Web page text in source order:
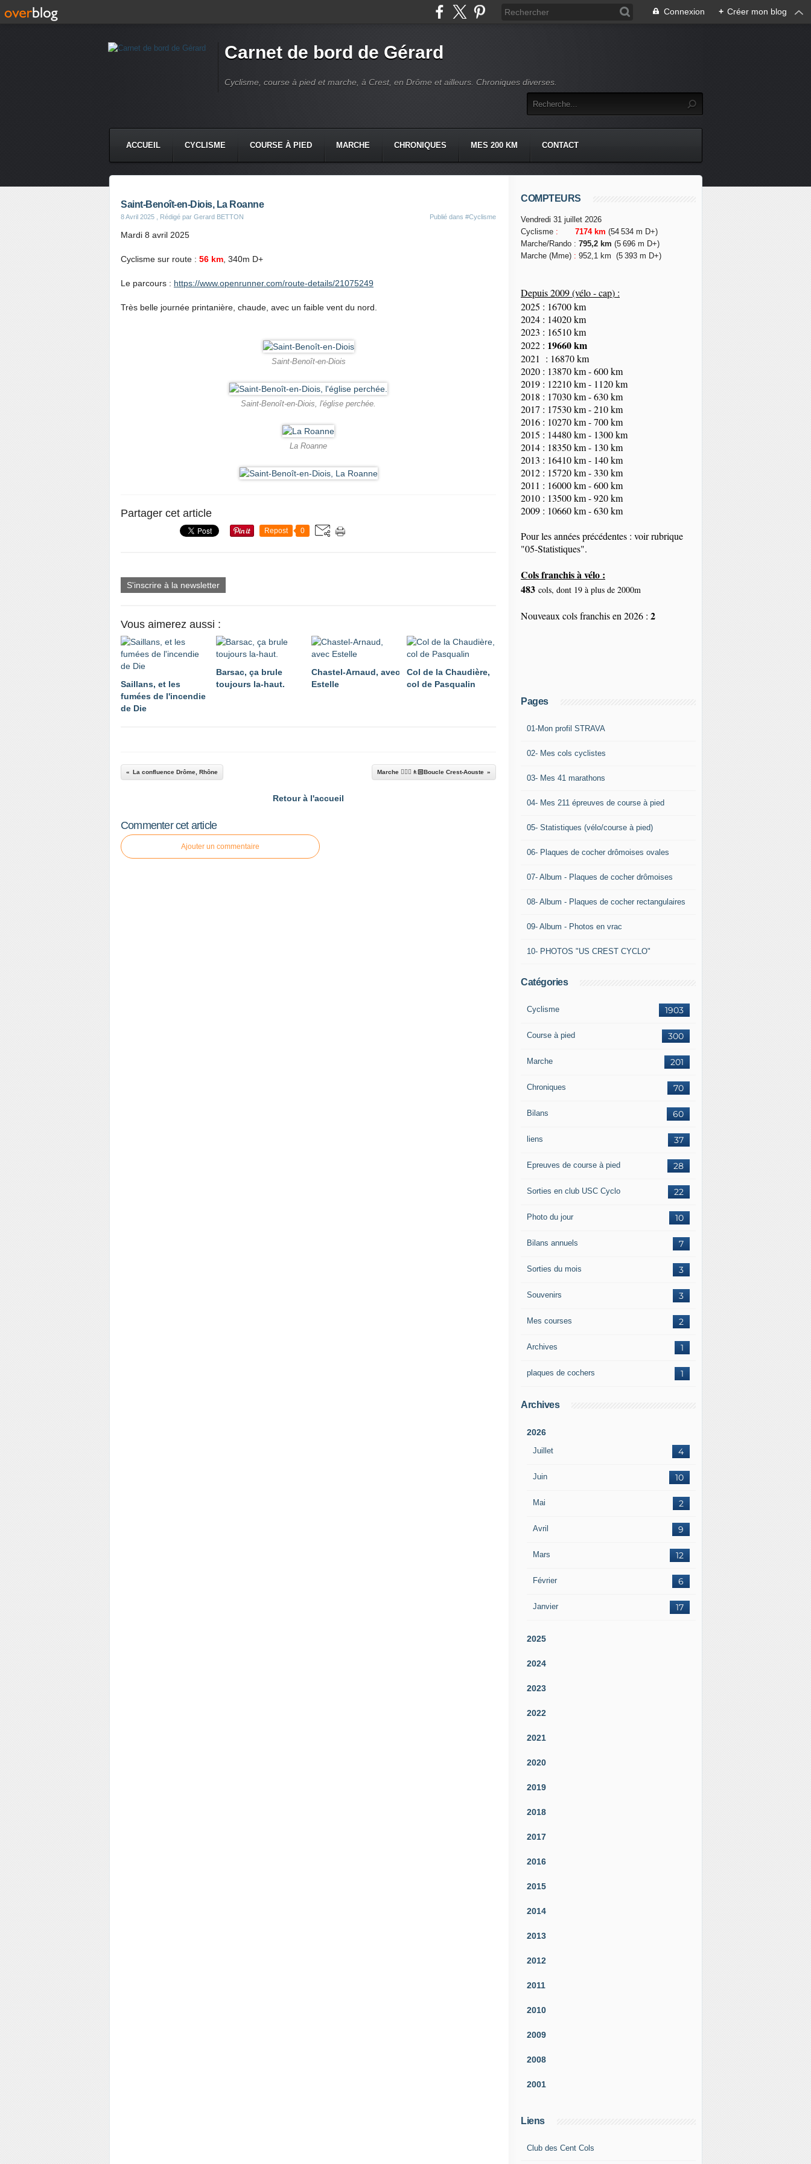
Connexion + Créer mon blog
Carnet de bord de Gérard
Cyclisme, course à pied et marche, à Crest, en Drôme et ailleurs. Chroniques diverses.
ACCUEIL CYCLISME COURSE À PIED MARCHE CHRONIQUES MES 200 KM CONTACT
Saint-Benoît-en-Diois, La Roanne
8 Avril 2025 , Rédigé par Gerard BETTON Publié dans #Cyclisme
Mardi 8 avril 2025
Cyclisme sur route : 56 km , 340m D+
Le parcours : https://www.openrunner.com/route-details/21075249
Très belle journée printanière, chaude, avec un faible vent du nord.
Saint-Benoît-en-Diois
Saint-Benoît-en-Diois, l'église perchée.
La Roanne
Partager cet article
Repost 0
S'inscrire à la newsletter
Vous aimerez aussi :
Saillans, et les
fumées de l'incendie
de Die
Barsac, ça brule
toujours la-haut.
Chastel-Arnaud, avec
Estelle
Col de la Chaudière,
col de Pasqualin
La confluence Drôme, Rhône Marche 🚶🏼‍♂️🚶🏻Boucle Crest-Aouste
Retour à l'accueil
Commenter cet article
Ajouter un commentaire
COMPTEURS
Vendredi 31 juillet 2026
Cyclisme : 7174 km (54 534 m D+)
Marche/Rando : 795,2 km (5 696 m D+)
Marche (Mme) : 952,1 km (5 393 m D+)
Depuis 2009 (vélo - cap) :
2025 : 16700 km
2024 : 14020 km
2023 : 16510 km
2022 : 19660 km
2021 : 16870 km
2020 : 13870 km - 600 km
2019 : 12210 km - 1120 km
2018 : 17030 km - 630 km
2017 : 17530 km - 210 km
2016 : 10270 km - 700 km
2015 : 14480 km - 1300 km
2014 : 18350km- 130 km
2013 : 16410 km - 140 km
2012 : 15720 km - 330 km
2011 : 16000 km - 600 km
2010 : 13500 km - 920 km
2009 : 10660 km - 630 km
Pour les années précédentes : voir rubrique
"05-Statistiques".
Cols franchis à vélo :
483 cols, dont 19 à plus de 2000m
Nouveaux cols franchis en 2026 : 2
Pages
01-Mon profil STRAVA
02- Mes cols cyclistes
03- Mes 41 marathons
04- Mes 211 épreuves de course à pied
05- Statistiques (vélo/course à pied)
06- Plaques de cocher drômoises ovales
07- Album - Plaques de cocher drômoises
08- Album - Plaques de cocher rectangulaires
09- Album - Photos en vrac
10- PHOTOS "US CREST CYCLO"
Catégories
1903
Cyclisme
300
Course à pied
201
Marche
70
Chroniques
60
Bilans
37
liens
28
Epreuves de course à pied
22
Sorties en club USC Cyclo
10
Photo du jour
7
Bilans annuels
3
Sorties du mois
3
Souvenirs
2
Mes courses
1
Archives
1
plaques de cochers
Archives
2026
Juillet 4
Juin 10
Mai 2
Avril 9
Mars 12
Février 6
Janvier 17
2025
2024
2023
2022
2021
2020
2019
2018
2017
2016
2015
2014
2013
2012
2011
2010
2009
2008
2001
Liens
Club des Cent Cols